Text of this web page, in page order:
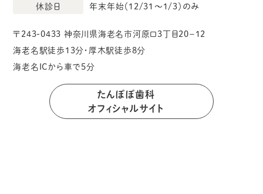
休診日
年末年始（12/31～1/3）のみ
〒243-0433 神奈川県海老名市河原口3丁目20−12
海老名駅徒歩13分・厚木駅徒歩8分
海老名ICから車で5分
たんぽぽ歯科
オフィシャルサイト